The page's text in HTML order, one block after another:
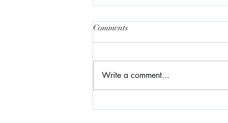
媽媽樹
Comments
Write a comment...